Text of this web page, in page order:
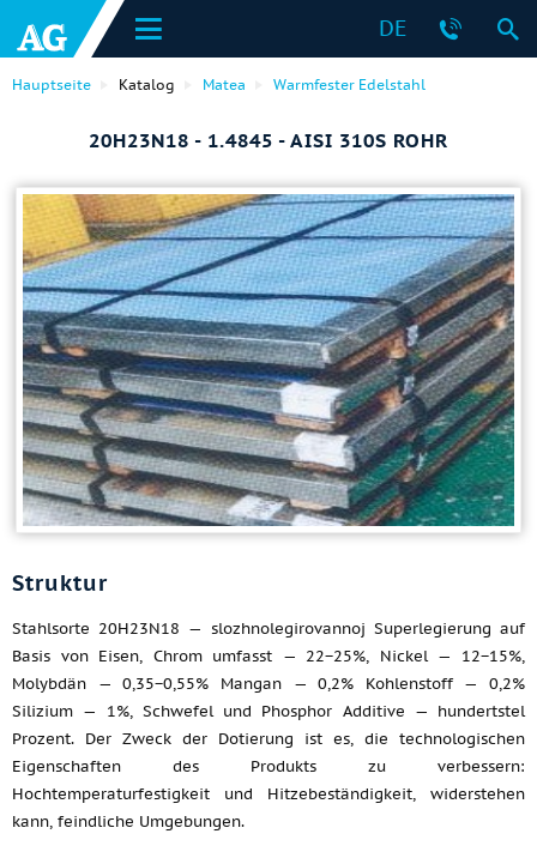
DE
Hauptseite Katalog Matea Warmfester Edelstahl
20H23N18 - 1.4845 - AISI 310S ROHR
Struktur
Stahlsorte 20H23N18 — slozhnolegirovannoj Superlegierung auf
Basis von Eisen, Chrom umfasst — 22−25%, Nickel — 12−15%,
Molybdän — 0,35−0,55% Mangan — 0,2% Kohlenstoff — 0,2%
Silizium — 1%, Schwefel und Phosphor Additive — hundertstel
Prozent. Der Zweck der Dotierung ist es, die technologischen
Eigenschaften des Produkts zu verbessern:
Hochtemperaturfestigkeit und Hitzebeständigkeit, widerstehen
kann, feindliche Umgebungen.